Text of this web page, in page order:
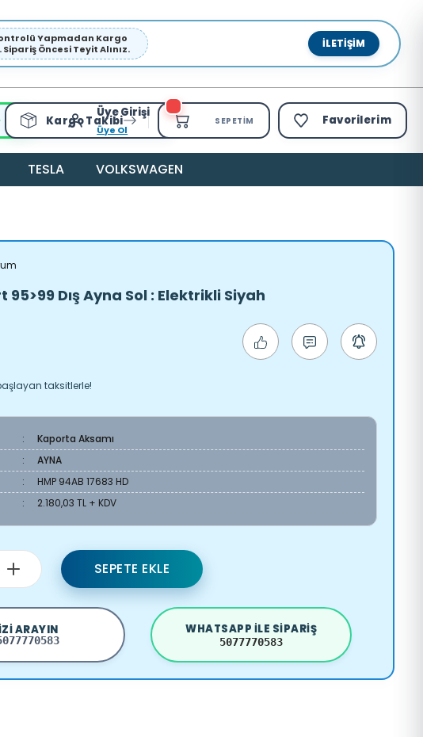
Yapmadan Kargo
Öncesi Teyit Alınız.
İLETIŞIM
Kargo Takibi
Üye Girişi
Üye Ol
SEPETIM Favorilerim
TESLA VOLKSWAGEN
95>99 Dış Ayna Sol : Elektrikli Siyah
taksitlerle!
Kaporta Aksamı
AYNA
HMP 94AB 17683 HD
2.180,03 TL + KDV
SEPETE EKLE
ARAYIN WHATSAPP ILE SIPARIŞ
5077770583